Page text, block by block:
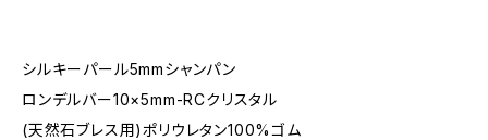
シルキーパール5mmシャンパン
ロンデルバー10×5mm-RCクリスタル
(天然石ブレス用)ポリウレタン100%ゴム